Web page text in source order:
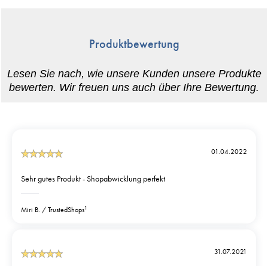
Produktbewertung
01.04.2022
Sehr gutes Produkt - Shopabwicklung perfekt
Miri B. TrustedShops1
31.07.2021